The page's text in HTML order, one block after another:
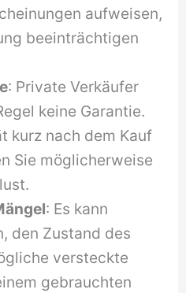
aufweisen,
beeinträchtigen
: Private Verkäufer
keine Garantie.
kurz nach dem Kauf
Sie möglicherweise
: Es kann
den Zustand des
versteckte
gebrauchten